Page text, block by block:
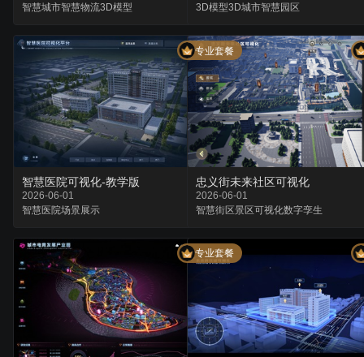
智慧城市智慧物流3D模型
3D模型3D城市智慧园区
专业套餐
智慧医院可视化-教学版
2026-06-01
智慧医院场景展示
忠义街未来社区可视化
2026-06-01
智慧街区景区可视化数字孪生
专业套餐